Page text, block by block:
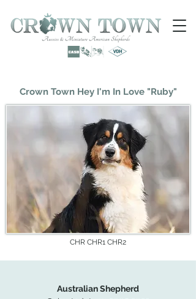
Crown Town Hey I'm In Love "Ruby"
CHR CHR1 CHR2
Australian Shepherd